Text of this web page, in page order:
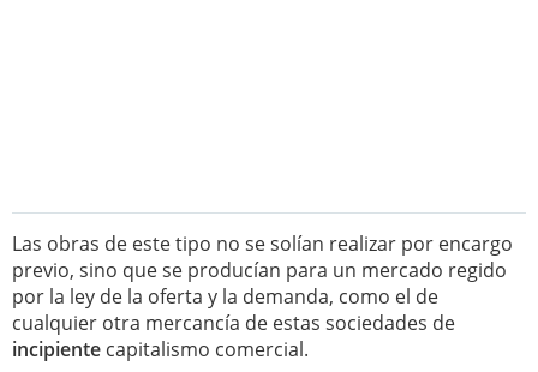
Las obras de este tipo no se solían realizar por encargo
previo, sino que se producían para un mercado regido
por la ley de la oferta y la demanda, como el de
cualquier otra mercancía de estas sociedades de
incipiente capitalismo comercial.